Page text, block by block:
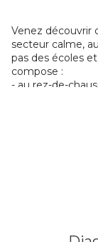
Venez découvrir
secteur calme,
pas des écoles
compose :
- au rez-de-
plein SUD sans
- à l'étage : d'un
dont une suite
- Système
- Accés à un